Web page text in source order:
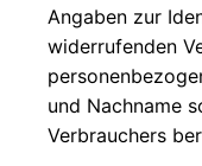
Angaben zur
widerrufenden
und Nachname
Verbrauchers